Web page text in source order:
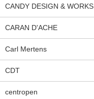
CANDY DESIGN & WORKS
CARAN D'ACHE
Carl Mertens
CDT
centropen